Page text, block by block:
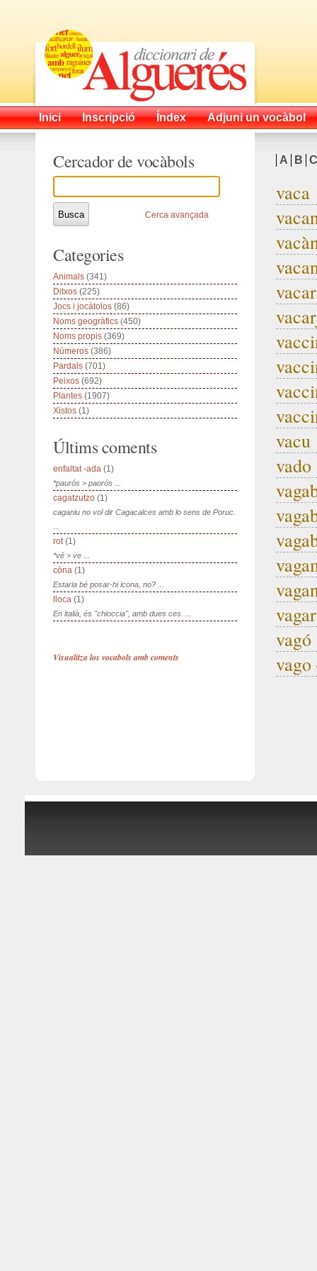
Inici Inscripció Índex Adjuni un vocàbol
A B C
vaca
vacar
vacu
vado
vagar
vagó
vago
Cercador de vocàbols
Cerca avançada
Categories
Animals (341)
Ditxos (225)
Jocs i jocàtolos (86)
Noms geogràfics (450)
Noms propis (369)
Números (386)
Pardals (701)
Peixos (692)
Plantes (1907)
Xistos (1)
Últims coments
enfaltat -ada (1)
*paurós > paorós ...
cagatzutzo (1)
caganiu no vol dir Cagacalces amb lo sens de Poruc.
rot(1)
*vé > ve ...
còna (1)
Estaria bé posar-hi icona, no? ...
lloca (1)
En italià, és "chioccia", amb dues ces. ...
Visualitza los vocabols amb coments